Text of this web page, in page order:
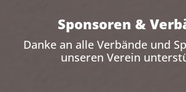
Sponsoren &
Danke an alle Verbände und
unseren Verein